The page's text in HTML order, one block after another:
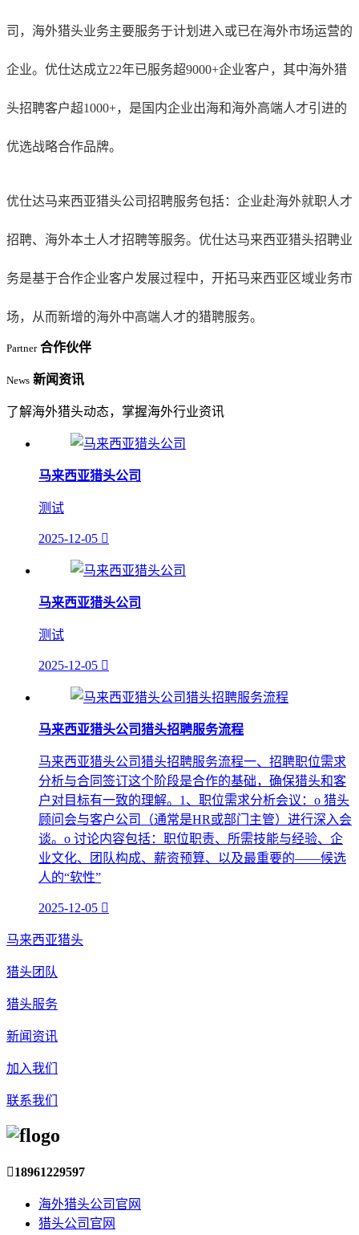
司，海外猎头业务主要服务于计划进入或已在海外市场运营的
企业。优仕达成立22年已服务超9000+企业客户，其中海外猎
头招聘客户超1000+，是国内企业出海和海外高端人才引进的
优选战略合作品牌。
优仕达马来西亚猎头公司招聘服务包括：企业赴海外就职人才
招聘、海外本土人才招聘等服务。优仕达马来西亚猎头招聘业
务是基于合作企业客户发展过程中，开拓马来西亚区域业务市
场，从而新增的海外中高端人才的猎聘服务。
Partner 合作伙伴
News 新闻资讯
了解海外猎头动态，掌握海外行业资讯
马来西亚猎头公司
测试
2025-12-05 
马来西亚猎头公司
测试
2025-12-05 
马来西亚猎头公司猎头招聘服务流程
马来西亚猎头公司猎头招聘服务流程一、招聘职位需求
分析与合同签订这个阶段是合作的基础，确保猎头和客
户对目标有一致的理解。1、职位需求分析会议：o 猎头
顾问会与客户公司（通常是HR或部门主管）进行深入会
谈。o 讨论内容包括：职位职责、所需技能与经验、企
业文化、团队构成、薪资预算、以及最重要的——候选
人的“软性”
2025-12-05 
马来西亚猎头
猎头团队
猎头服务
新闻资讯
加入我们
联系我们
18961229597
海外猎头公司官网
猎头公司官网